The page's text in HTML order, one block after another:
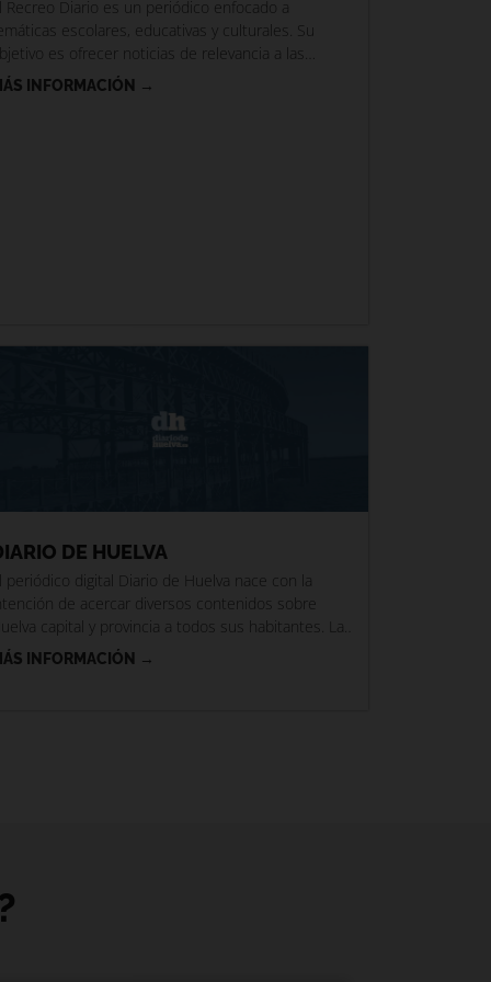
El Recreo Diario es un periódico enfocado a
escolares, educativas y culturales. Su
objetivo es ofrecer noticias de relevancia a las
y contenidos
INFORMACIÓN →
DE HUELVA
El periódico digital Diario de Huelva nace con la
de acercar diversos contenidos sobre
Huelva capital y provincia a todos sus habitantes. La
INFORMACIÓN →